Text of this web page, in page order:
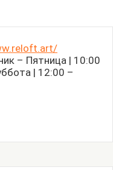
– Пятница | 10:00
| 12:00 –